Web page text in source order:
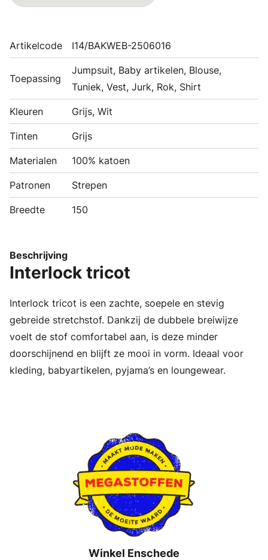
Artikelcode I14/BAKWEB-2506016
Toepassing
Jumpsuit, Baby artikelen, Blouse,
Tuniek, Vest, Jurk, Rok, Shirt
Kleuren Grijs, Wit
Tinten Grijs
Materialen 100% katoen
Patronen Strepen
Breedte 150
Beschrijving
Interlock tricot
Interlock tricot is een zachte, soepele en stevig
gebreide stretchstof. Dankzij de dubbele breiwijze
voelt de stof comfortabel aan, is deze minder
doorschijnend en blijft ze mooi in vorm. Ideaal voor
kleding, babyartikelen, pyjama’s en loungewear.
Winkel Enschede